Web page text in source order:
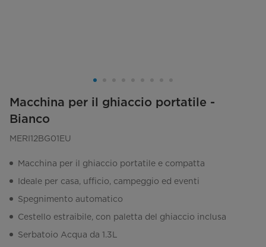
Macchina per il ghiaccio portatile -
Bianco
MERI12BG01EU
Macchina per il ghiaccio portatile e compatta
Ideale per casa, ufficio, campeggio ed eventi
Spegnimento automatico
Cestello estraibile, con paletta del ghiaccio inclusa
Serbatoio Acqua da 1.3L